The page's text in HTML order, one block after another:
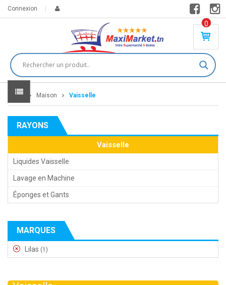
Connexion
0
PR
DU
IT(
S)
DT
Home Maison Vaisselle
RAYONS
Vaisselle
Liquides Vaisselle
Lavage en Machine
Éponges et Gants
MARQUES
Lilas (1)